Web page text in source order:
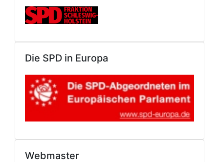
Die SPD in Europa
Webmaster